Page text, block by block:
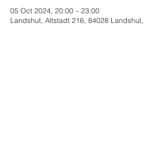
05 Oct 2024, 20:00 – 23:00
Landshut, Altstadt 216, 84028 Landshut,